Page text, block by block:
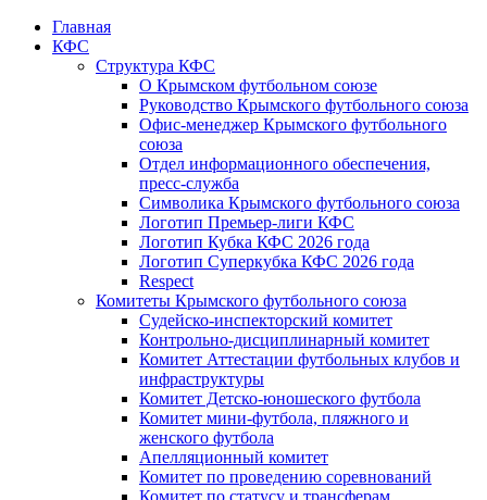
Главная
КФС
Структура КФС
О Крымском футбольном союзе
Руководство Крымского футбольного союза
Офис-менеджер Крымского футбольного
союза
Отдел информационного обеспечения,
пресс-служба
Символика Крымского футбольного союза
Логотип Премьер-лиги КФС
Логотип Кубка КФС 2026 года
Логотип Суперкубка КФС 2026 года
Respect
Комитеты Крымского футбольного союза
Судейско-инспекторский комитет
Контрольно-дисциплинарный комитет
Комитет Аттестации футбольных клубов и
инфраструктуры
Комитет Детско-юношеского футбола
Комитет мини-футбола, пляжного и
женского футбола
Апелляционный комитет
Комитет по проведению соревнований
Комитет по статусу и трансферам